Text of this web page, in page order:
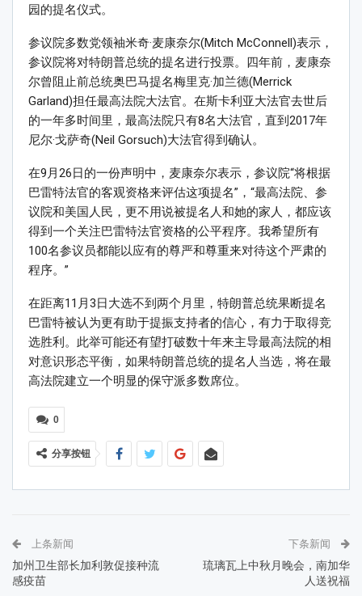
园的提名仪式。
参议院多数党领袖米奇·麦康奈尔(Mitch McConnell)表示，
参议院将对特朗普总统的提名进行投票。四年前，麦康奈
尔曾阻止前总统奥巴马提名梅里克·加兰德(Merrick
Garland)担任最高法院大法官。在斯卡利亚大法官去世后
的一年多时间里，最高法院只有8名大法官，直到2017年
尼尔·戈萨奇(Neil Gorsuch)大法官得到确认。
在9月26日的一份声明中，麦康奈尔表示，参议院“将根据
巴雷特法官的客观资格来评估这项提名”，“最高法院、参
议院和美国人民，更不用说被提名人和她的家人，都应该
得到一个关注巴雷特法官资格的公平程序。我希望所有
100名参议员都能以应有的尊严和尊重来对待这个严肃的
程序。”
在距离11月3日大选不到两个月里，特朗普总统果断提名
巴雷特被认为更有助于提振支持者的信心，有力于取得竞
选胜利。此举可能还有望打破数十年来主导最高法院的相
对意识形态平衡，如果特朗普总统的提名人当选，将在最
高法院建立一个明显的保守派多数席位。
0
分享按钮
上条新闻
加州卫生部长加利敦促接种流
感疫苗
下条新闻
琉璃瓦上中秋月晚会，南加华
人送祝福